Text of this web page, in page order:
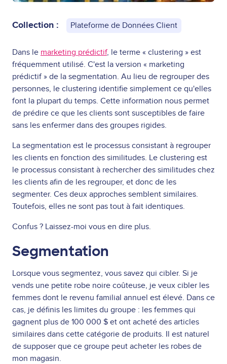
Collection : Plateforme de Données Client
Dans le marketing prédictif, le terme « clustering » est
fréquemment utilisé. C'est la version « marketing
prédictif » de la segmentation. Au lieu de regrouper des
personnes, le clustering identifie simplement ce qu'elles
font la plupart du temps. Cette information nous permet
de prédire ce que les clients sont susceptibles de faire
sans les enfermer dans des groupes rigides.
La segmentation est le processus consistant à regrouper
les clients en fonction des similitudes. Le clustering est
le processus consistant à rechercher des similitudes chez
les clients afin de les regrouper, et donc de les
segmenter. Ces deux approches semblent similaires.
Toutefois, elles ne sont pas tout à fait identiques.
Confus ? Laissez-moi vous en dire plus.
Segmentation
Lorsque vous segmentez, vous savez qui cibler. Si je
vends une petite robe noire coûteuse, je veux cibler les
femmes dont le revenu familial annuel est élevé. Dans ce
cas, je définis les limites du groupe : les femmes qui
gagnent plus de 100 000 $ et ont acheté des articles
similaires dans cette catégorie de produits. Il est naturel
de supposer que ce groupe peut acheter les robes de
mon magasin.